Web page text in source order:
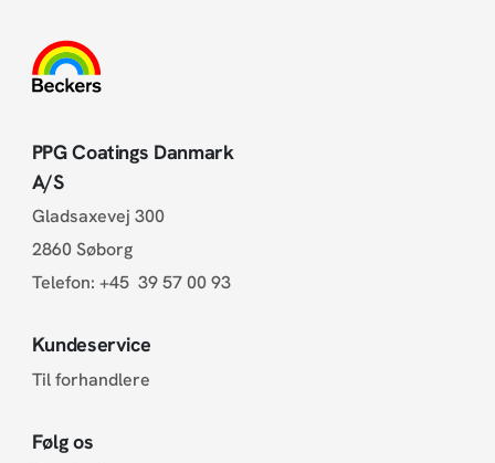
PPG Coatings Danmark
A/S
Gladsaxevej 300
2860 Søborg
Telefon: +45 39 57 00 93
Kundeservice
Til forhandlere
Følg os